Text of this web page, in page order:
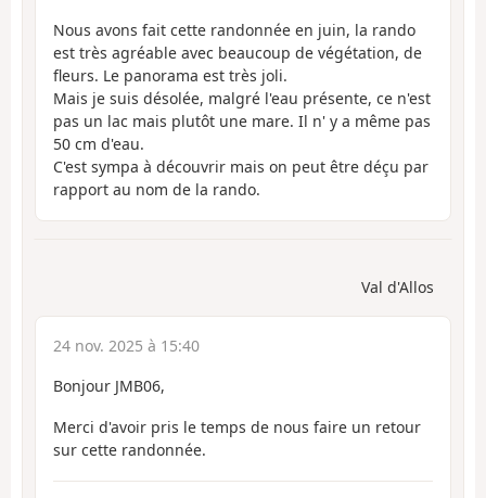
Nous avons fait cette randonnée en juin, la rando
est très agréable avec beaucoup de végétation, de
fleurs. Le panorama est très joli.
Mais je suis désolée, malgré l'eau présente, ce n'est
pas un lac mais plutôt une mare. Il n' y a même pas
50 cm d'eau.
C'est sympa à découvrir mais on peut être déçu par
rapport au nom de la rando.
Val d'Allos
24 nov. 2025 à 15:40
Bonjour JMB06,
Merci d'avoir pris le temps de nous faire un retour
sur cette randonnée.